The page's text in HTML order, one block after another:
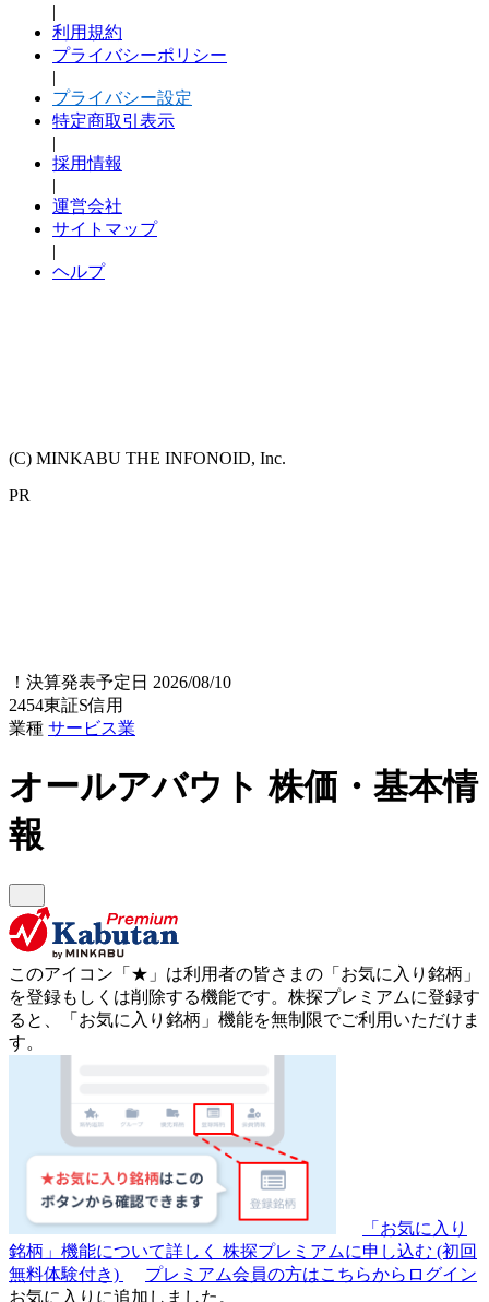
|
利用規約
プライバシーポリシー
|
プライバシー設定
特定商取引表示
|
採用情報
|
運営会社
サイトマップ
|
ヘルプ
(C) MINKABU THE INFONOID, Inc.
PR
！ 決算発表予定日 2026/08/10
2454東証S信用
業種 サービス業
オールアバウト株価・基本情
報
このアイコン 「★」 は利用者の皆さまの 「お気に入り銘柄」
を登録もしくは削除する機能です。 株探プレミアムに登録す
ると、「お気に入り銘柄」機能を無制限でご利用いただけま
す。
「お気に入り
銘柄」機能について詳しく 株探プレミアムに申し込む (初回
無料体験付き)
プレミアム会員の方はこちらからログイン
お気に入りに追加しました。